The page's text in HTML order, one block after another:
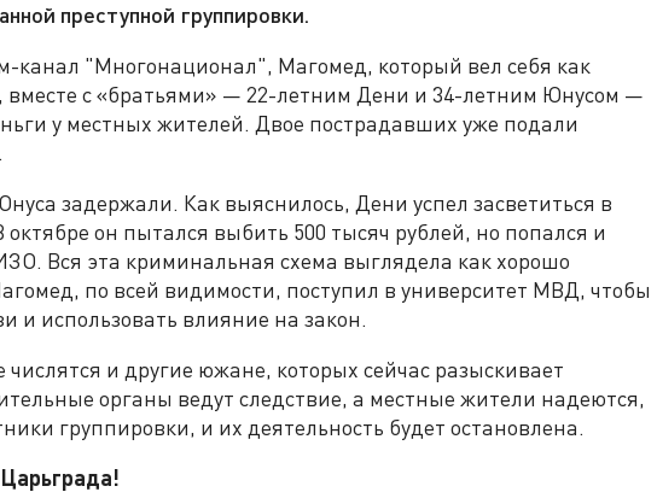
преступной группировки.
канал "Многонационал", Магомед, который вел себя как
с «братьями» — 22-летним Дени и 34-летним Юнусом —
у местных жителей. Двое пострадавших уже подали
задержали. Как выяснилось, Дени успел засветиться в
он пытался выбить 500 тысяч рублей, но попался и
Вся эта криминальная схема выглядела как хорошо
по всей видимости, поступил в университет МВД, чтобы
и использовать влияние на закон.
числятся и другие южане, которых сейчас разыскивает
органы ведут следствие, а местные жители надеются,
группировки, и их деятельность будет остановлена.